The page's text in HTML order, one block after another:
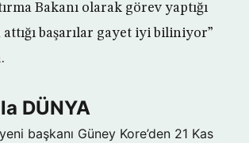
Bakanı olarak görev yaptığı
başarılar gayet iyi biliniyor”
DÜNYA
başkanı Güney Kore’den 21 Kas